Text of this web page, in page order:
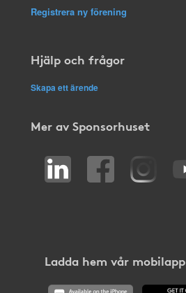
Registrera ny förening
Hjälp och frågor
Skapa ett ärende
Mer av Sponsorhuset
Ladda hem vår mobilapp